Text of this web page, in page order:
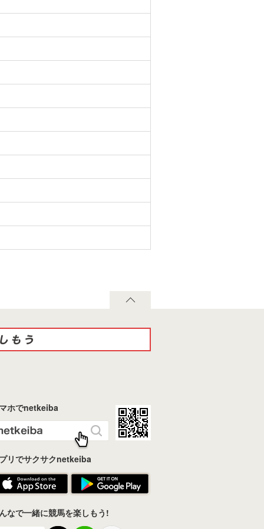
ホでnetkeiba
リでサクサクnetkeiba
なで一緒に競馬を楽しもう!